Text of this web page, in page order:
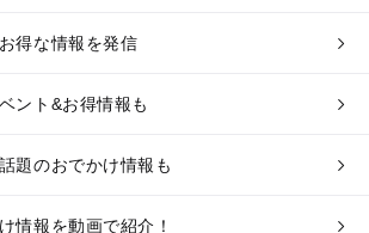
得な情報を発信
ント&お得情報も
題のおでかけ情報も
情報を動画で紹介！